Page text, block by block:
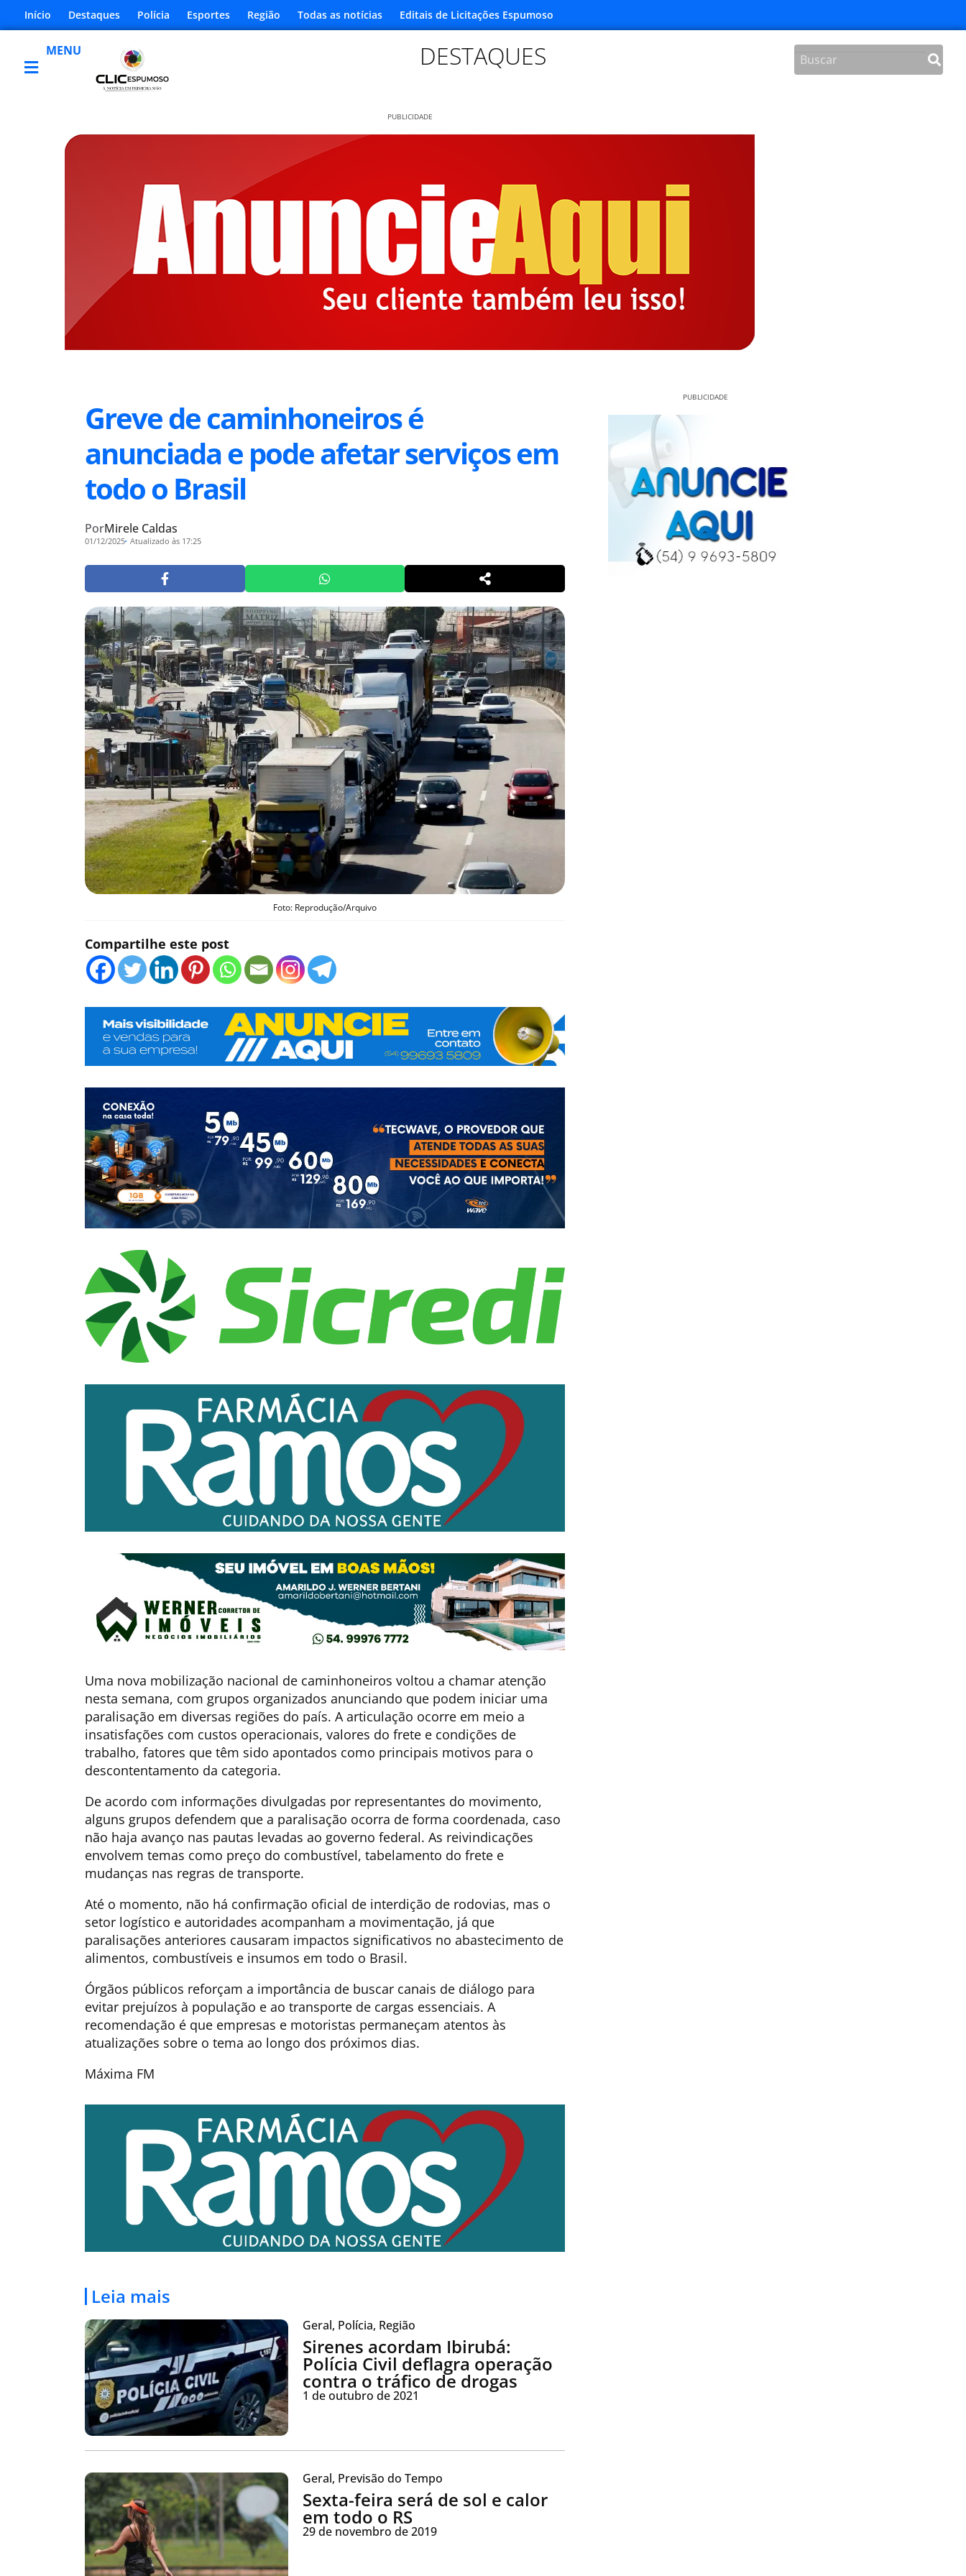
Início Destaques Polícia Esportes Região Todas as notícias Editais de Licitações Espumoso
MENU DESTAQUES
PUBLICIDADE
Greve de caminhoneiros é
anunciada e pode afetar serviços em
todo o Brasil
PorMirele Caldas
01/12/2025 Atualizado às 17:25
Foto: Reprodução/Arquivo
Compartilhe este post
Uma nova mobilização nacional de caminhoneiros voltou a chamar atenção
nesta semana, com grupos organizados anunciando que podem iniciar uma
paralisação em diversas regiões do país. A articulação ocorre em meio a
insatisfações com custos operacionais, valores do frete e condições de
trabalho, fatores que têm sido apontados como principais motivos para o
descontentamento da categoria.
De acordo com informações divulgadas por representantes do movimento,
alguns grupos defendem que a paralisação ocorra de forma coordenada, caso
não haja avanço nas pautas levadas ao governo federal. As reivindicações
envolvem temas como preço do combustível, tabelamento do frete e
mudanças nas regras de transporte.
Até o momento, não há confirmação oficial de interdição de rodovias, mas o
setor logístico e autoridades acompanham a movimentação, já que
paralisações anteriores causaram impactos significativos no abastecimento de
alimentos, combustíveis e insumos em todo o Brasil.
Órgãos públicos reforçam a importância de buscar canais de diálogo para
evitar prejuízos à população e ao transporte de cargas essenciais. A
recomendação é que empresas e motoristas permaneçam atentos às
atualizações sobre o tema ao longo dos próximos dias.
Máxima FM
Leia mais
Geral, Polícia, Região
Sirenes acordam Ibirubá:
Polícia Civil deflagra operação
contra o tráfico de drogas
1 de outubro de 2021
Geral, Previsão do Tempo
Sexta-feira será de sol e calor
em todo o RS
29 de novembro de 2019
PUBLICIDADE